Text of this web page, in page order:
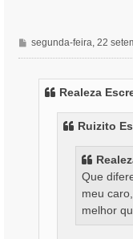
M
e
segunda-feira, 22
Realeza
Ruizito
Que
meu
melhor